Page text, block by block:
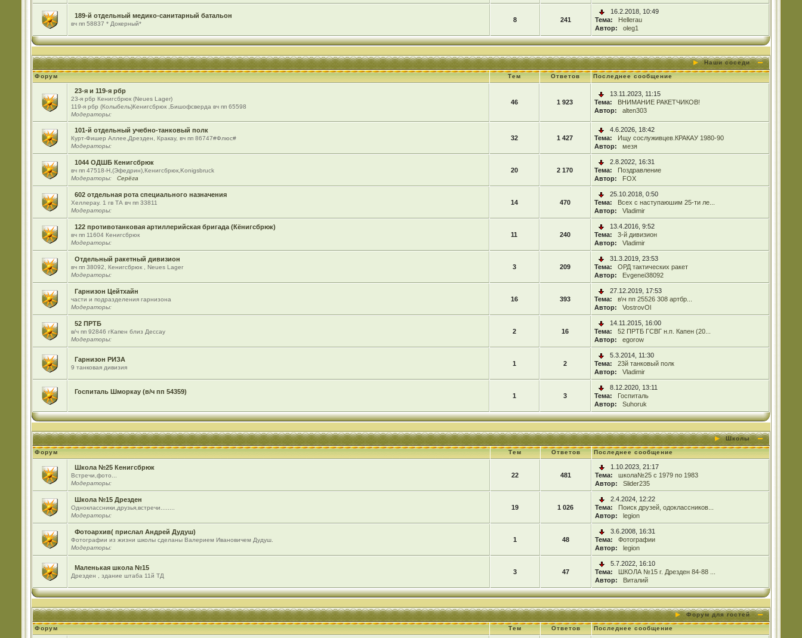
189-й отдельный медико-санитарный батальон
вч пп 58837 * Докерный*
8 241
16.2.2018, 10:49
Тема:
Hellerau
Автор:
oleg1
Наши соседи
Форум Тем Ответов Последнее сообщение
23-я и 119-я рбр
23-я рбр Кенигсбрюк (Neues Lager)
119-я рбр (Колыбель)Кенигсбрюк ,Бишофсверда вч пп 65598
Модераторы:
46 1 923
13.11.2023, 11:15
Тема:
ВНИМАНИЕ РАКЕТЧИКОВ!
Автор:
alten303
101-й отдельный учебно-танковый полк
Курт-Фишер Аллее,Дрезден, Кракау, вч пп 86747#Флюс#
Модераторы:
32 1 427
4.6.2026, 18:42
Тема:
Ищу сослуживцев.КРАКАУ 1980-90
Автор:
мезя
1044 ОДШБ Кенигсбрюк
вч пп 47518-Н,(Эфедрин),Кенигсбрюк,Konigsbruck
Модераторы:
Серёга
20 2 170
2.8.2022, 16:31
Тема:
Поздравление
Автор:
FOX
602 отдельная рота специального назначения
Хеллерау. 1 гв ТА вч пп 33811
Модераторы:
14 470
25.10.2018, 0:50
Тема:
Всех с наступаюшим 25-ти ле...
Автор:
Vladimir
122 противотанковая артиллерийская бригада (Кёнигсбрюк)
вч пп 11604 Кенигсбрюк
Модераторы:
11 240
13.4.2016, 9:52
Тема:
3-й дивизион
Автор:
Vladimir
Отдельный ракетный дивизион
вч пп 38092, Кенигсбрюк , Neues Lager
Модераторы:
3 209
31.3.2019, 23:53
Тема:
ОРД тактических ракет
Автор:
Evgenei38092
Гарнизон Цейтхайн
части и подразделения гарнизона
Модераторы:
16 393
27.12.2019, 17:53
Тема:
в\ч пп 25526 308 артбр...
Автор:
VostrovOl
52 ПРТБ
в/ч пп 92846 гКапен близ Дессау
Модераторы:
2 16
14.11.2015, 16:00
Тема:
52 ПРТБ ГСВГ н.п. Капен (20...
Автор:
egorow
Гарнизон РИЗА
9 танковая дивизия
1 2
5.3.2014, 11:30
Тема:
23й танковый полк
Автор:
Vladimir
Госпиталь Шморкау (в/ч пп 54359)
1 3
8.12.2020, 13:11
Тема:
Госпиталь
Автор:
Suhoruk
Школы
Форум Тем Ответов Последнее сообщение
Школа №25 Кенигсбрюк
Встречи,фото...
Модераторы:
22 481
1.10.2023, 21:17
Тема:
школа№25 с 1979 по 1983
Автор:
Slider235
Школа №15 Дрезден
Одноклассники,друзья,встречи........
Модераторы:
19 1 026
2.4.2024, 12:22
Тема:
Поиск друзей, одоклассников...
Автор:
legion
Фотоархив( прислал Андрей Дудуш)
Фотографии из жизни школы сделаны Валерием Ивановичем Дудуш.
Модераторы:
1 48
3.6.2008, 16:31
Тема:
Фотографии
Автор:
legion
Маленькая школа №15
Дрезден , здание штаба 11й ТД
3 47
5.7.2022, 16:10
Тема:
ШКОЛА №15 г. Дрезден 84-88 ...
Автор:
Виталий
Форум для гостей
Форум Тем Ответов Последнее сообщение